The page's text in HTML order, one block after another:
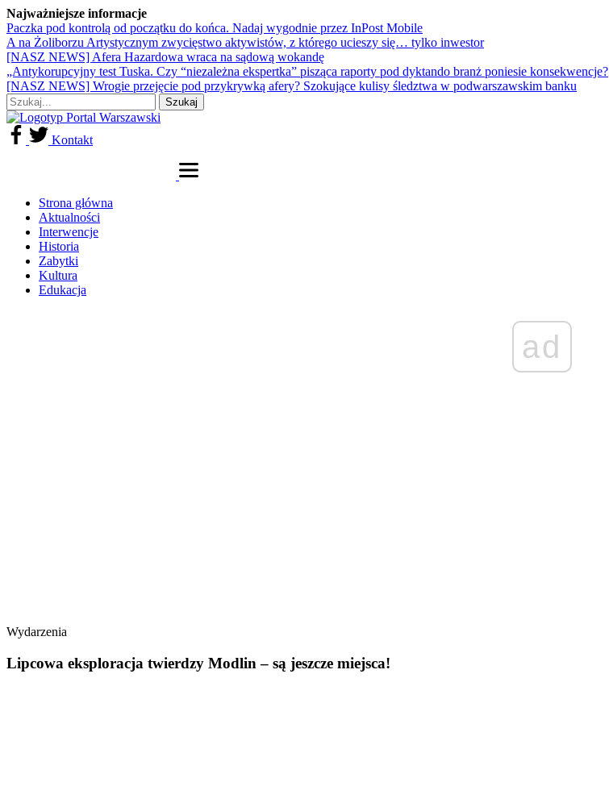
Najważniejsze informacje
Paczka pod kontrolą od początku do końca. Nadaj wygodnie przez InPost Mobile
A na Żoliborzu Artystycznym zwycięstwo aktywistów, z którego ucieszy się… tylko inwestor
[NASZ NEWS] Afera Hazardowa wraca na sądową wokandę
„Antykorupcyjny test Tuska. Czy “niezależna ekspertka” pisząca raporty pod dyktando branż poniesie konsekwencje?
[NASZ NEWS] Wrogie przejęcie pod przykrywką afery? Szokujące kulisy śledztwa w podwarszawskim banku
Kontakt
Strona główna
Aktualności
Interwencje
Historia
Zabytki
Kultura
Edukacja
ad
Wydarzenia
Lipcowa eksploracja twierdzy Modlin – są jeszcze miejsca!